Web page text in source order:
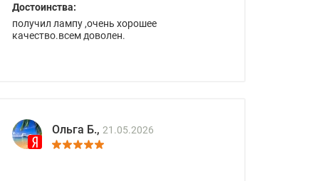
Достоинства:
получил лампу ,очень хорошее
качество.всем доволен.
Ольга Б., 21.05.2026